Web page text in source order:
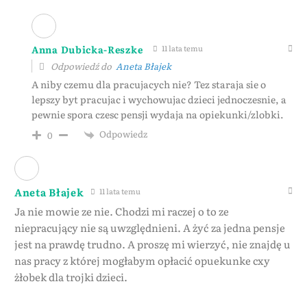
Anna Dubicka-Reszke 11 lata temu
Odpowiedź do Aneta Błajek
A niby czemu dla pracujacych nie? Tez staraja sie o
lepszy byt pracujac i wychowujac dzieci jednoczesnie, a
pewnie spora czesc pensji wydaja na opiekunki/zlobki.
0 Odpowiedz
Aneta Błajek 11 lata temu
Ja nie mowie ze nie. Chodzi mi raczej o to ze
niepracujący nie są uwzględnieni. A żyć za jedna pensje
jest na prawdę trudno. A proszę mi wierzyć, nie znajdę u
nas pracy z której mogłabym opłacić opuekunke cxy
żłobek dla trojki dzieci.